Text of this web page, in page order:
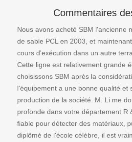
Commentaires
Nous avons acheté SBM l'ancienne
de sable PCL en 2003, et
cours d'exécution dans un autre
Cette ligne est relativement grande
choisissons SBM après la
l'équipement a une bonne qualité et
production de la société. M. Li me
profonde dans votre département R
fiable pour détecter des matériaux,
diplômé de l'école célèbre, il est